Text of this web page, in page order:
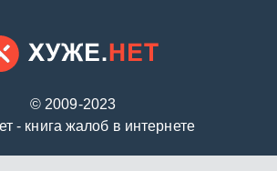
© 2009-2023
- книга жалоб в интернете